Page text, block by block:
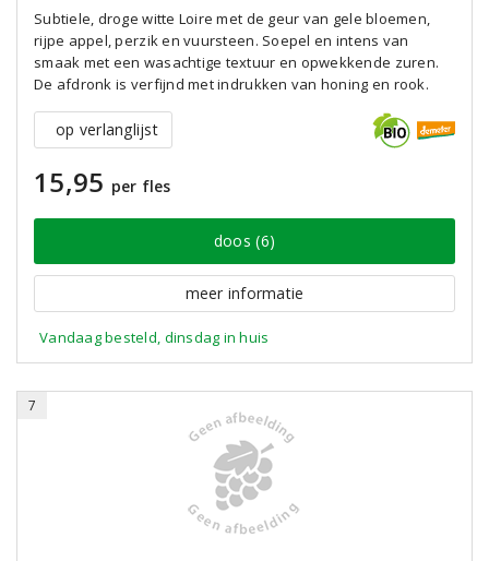
Subtiele, droge witte Loire met de geur van gele bloemen,
rijpe appel, perzik en vuursteen. Soepel en intens van
smaak met een wasachtige textuur en opwekkende zuren.
De afdronk is verfijnd met indrukken van honing en rook.
op verlanglijst
15,95 per fles
doos (6)
meer informatie
Vandaag besteld, dinsdag in huis
7